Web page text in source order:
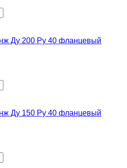
Ду 200 Ру 40 фланцевый
Ду 150 Ру 40 фланцевый